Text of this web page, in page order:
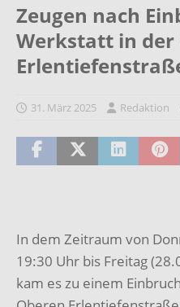
Zeugen nach
Werkstatt in der
31. März 2025 Redaktion
In dem Zeitraum von
19:30 Uhr bis Freitag
kam es zu einem